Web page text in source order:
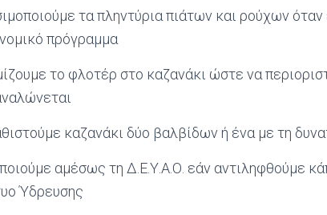
τα πληντύρια πιάτων και ρούχων όταν
πρόγραμμα
το φλοτέρ στο καζανάκι ώστε να
καζανάκι δύο βαλβίδων ή ένα με τη
αμέσως τη Δ.Ε.Υ.Α.Ο. εάν αντιληφθούμε
Ύδρευσης